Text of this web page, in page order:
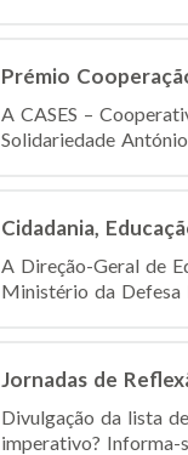
Prémio
A CASES –
Solidariedade
Cidadania,
A Direção-Geral de
Ministério da Defesa
Jornadas de
Divulgação da lista
imperativo? Informa-